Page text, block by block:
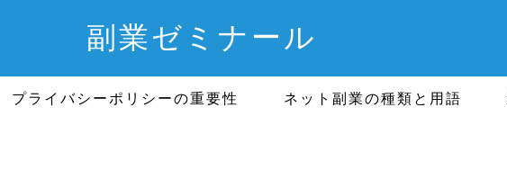
副業ゼミナール
プライバシーポリシーの重要性 ネット副業の種類と用語